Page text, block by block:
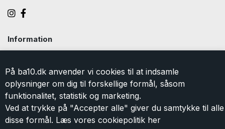
På ba10.dk anvender vi cookies til at indsamle
oplysninger om dig til forskellige formål, såsom
funktionalitet, statistik og marketing.
Ved at trykke på "Accepter alle" giver du samtykke til alle
disse formål. Læs vores cookiepolitik her
Information
Levering
Returlabel
Persondatapolitik
Om BA10